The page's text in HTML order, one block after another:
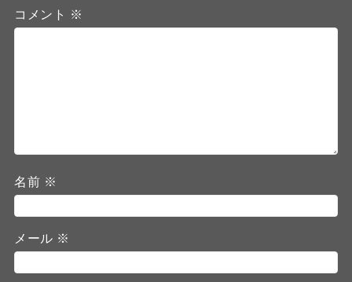
コメント ※
名前 ※
メール ※